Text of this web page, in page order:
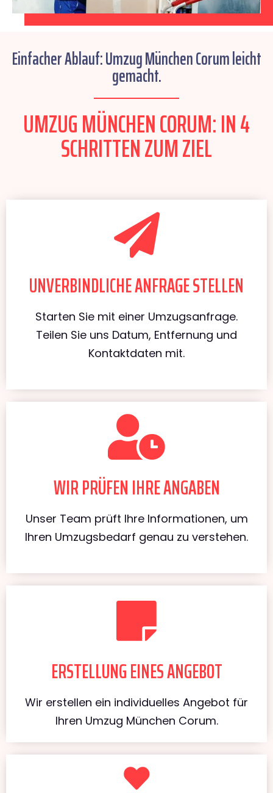
Einfacher Ablauf: Umzug München Corum leicht
gemacht.
UMZUG MÜNCHEN CORUM: IN 4
SCHRITTEN ZUM ZIEL
UNVERBINDLICHE ANFRAGE STELLEN
Starten Sie mit einer Umzugsanfrage.
Teilen Sie uns Datum, Entfernung und
Kontaktdaten mit.
WIR PRÜFEN IHRE ANGABEN
Unser Team prüft Ihre Informationen, um
Ihren Umzugsbedarf genau zu verstehen.
ERSTELLUNG EINES ANGEBOT
Wir erstellen ein individuelles Angebot für
Ihren Umzug München Corum.